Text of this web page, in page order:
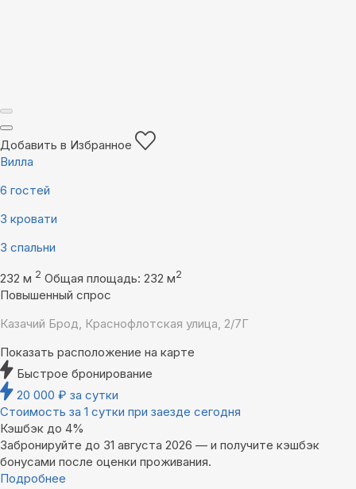
Добавить в Избранное
Вилла
6 гостей
3 кровати
3 спальни
232 м 2 Общая площадь: 232 м2
Повышенный спрос
Казачий Брод, Краснофлотская улица, 2/7Г
Показать расположение на карте
Быстрое бронирование
20 000 ₽ за сутки
Стоимость за 1 сутки при заезде сегодня
Кэшбэк до 4%
Забронируйте до 31 августа 2026 — и получите кэшбэк
бонусами после оценки проживания.
Подробнее